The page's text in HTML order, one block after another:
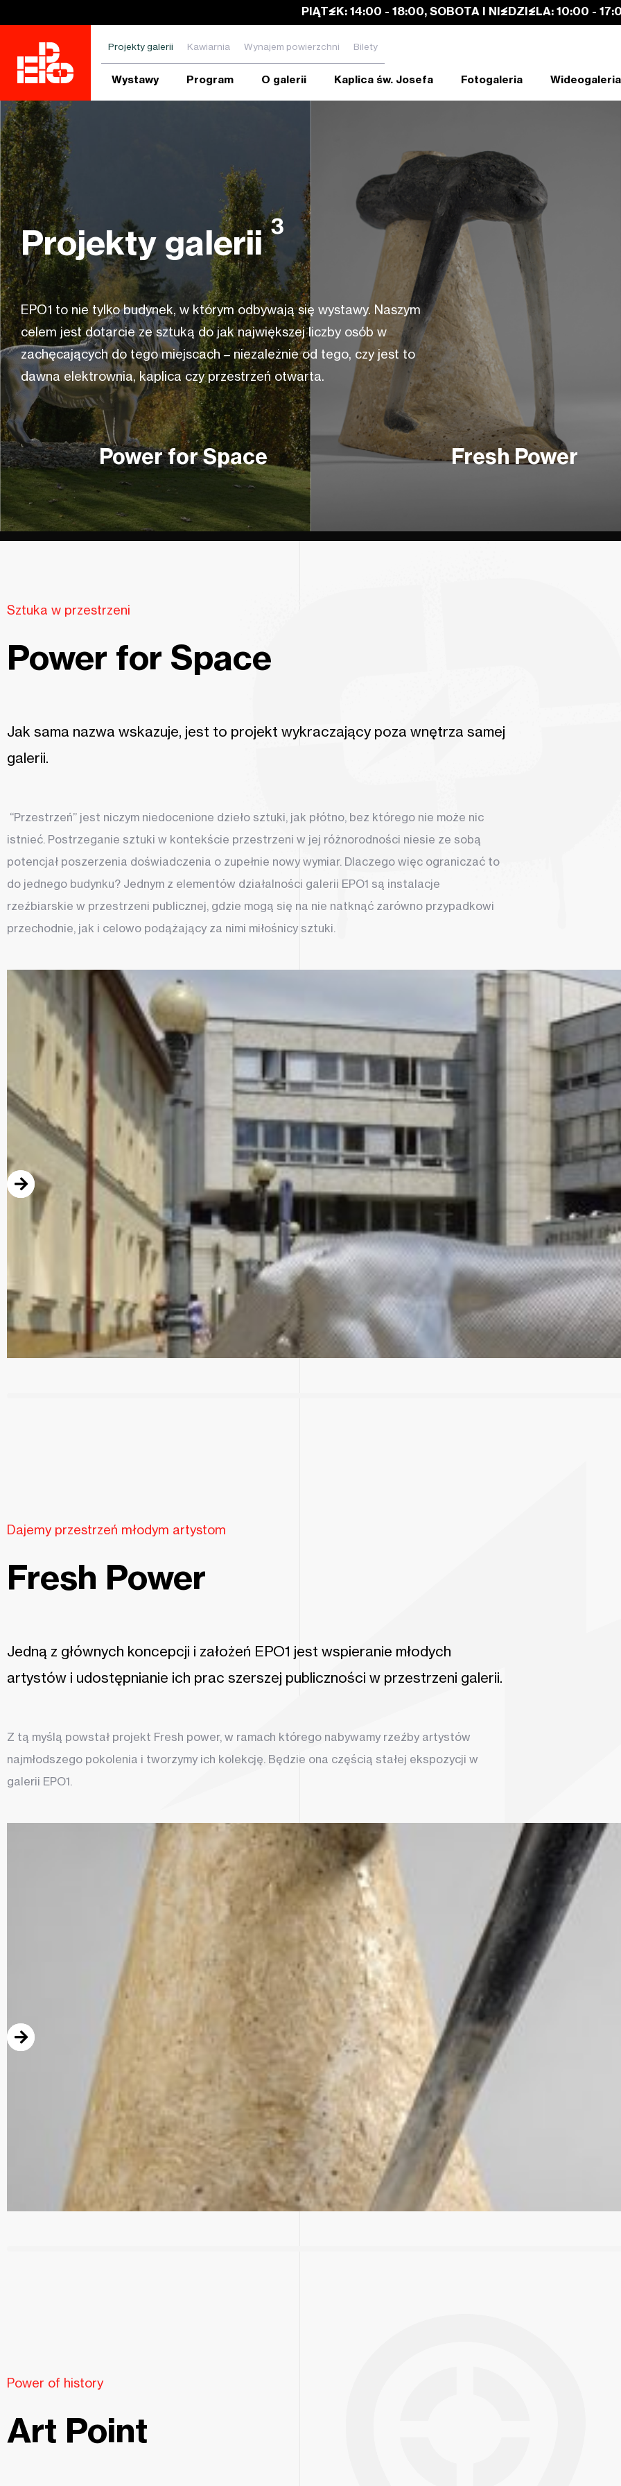
PIĄTEK: 14:00 - 18:00, SOBOTA I NIEDZIELA: 10:00 -
Projekty galerii Kawiarnia Wynajem powierzchni Bilety
Wystawy Program O galerii Kaplica św. Josefa Fotogaleria Wideogaleria
Projekty galerii
3
EPO1 to nie tylko budynek, w którym odbywają się wystawy. Naszym
celem jest dotarcie ze sztuką do jak największej liczby osób w
zachęcających do tego miejscach – niezależnie od tego, czy jest to
dawna elektrownia, kaplica czy przestrzeń otwarta.
Power for Space Fresh Power
Sztuka w przestrzeni
Power for Space
Jak sama nazwa wskazuje, jest to projekt wykraczający poza wnętrza samej
galerii.
“Przestrzeń” jest niczym niedocenione dzieło sztuki, jak płótno, bez którego nie może nic
istnieć. Postrzeganie sztuki w kontekście przestrzeni w jej różnorodności niesie ze sobą
potencjał poszerzenia doświadczenia o zupełnie nowy wymiar. Dlaczego więc ograniczać to
do jednego budynku? Jednym z elementów działalności galerii EPO1 są instalacje
rzeźbiarskie w przestrzeni publicznej, gdzie mogą się na nie natknąć zarówno przypadkowi
przechodnie, jak i celowo podążający za nimi miłośnicy sztuki.
Stalowy lew ma prawie dwa metry wysokości i dwa i pół metra długości i waży ponad półtorej tony. Istnieje w dwóch
Dajemy przestrzeń młodym artystom
Fresh Power
Jedną z głównych koncepcji i założeń EPO1 jest wspieranie młodych
artystów i udostępnianie ich prac szerszej publiczności w przestrzeni galerii.
Z tą myślą powstał projekt Fresh power, w ramach którego nabywamy rzeźby artystów
najmłodszego pokolenia i tworzymy ich kolekcję. Będzie ona częścią stałej ekspozycji w
galerii EPO1.
Power of history
Art Point